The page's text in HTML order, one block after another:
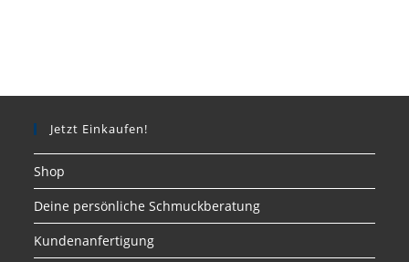
Jetzt Einkaufen!
Shop
Deine persönliche Schmuckberatung
Kundenanfertigung